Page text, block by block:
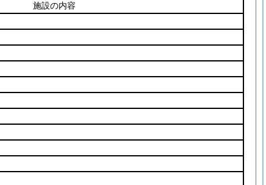
施設の内容